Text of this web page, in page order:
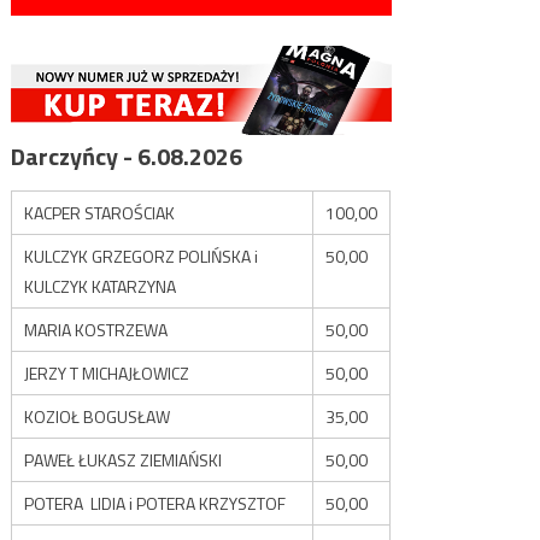
Darczyńcy - 6.08.2026
KACPER STAROŚCIAK
100,00
KULCZYK GRZEGORZ POLIŃSKA i
KULCZYK KATARZYNA
50,00
MARIA KOSTRZEWA
50,00
JERZY T MICHAJŁOWICZ
50,00
KOZIOŁ BOGUSŁAW
35,00
PAWEŁ ŁUKASZ ZIEMIAŃSKI
50,00
POTERA LIDIA i POTERA KRZYSZTOF
50,00